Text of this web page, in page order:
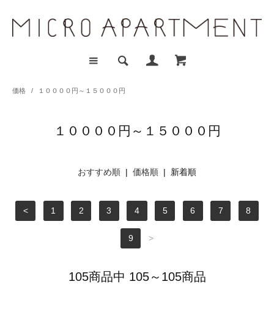
価格 / １００００円～１５０００円
１００００円～１５０００円
おすすめ順 | 価格順 | 新着順
< 1 2 3 4 5 6 7 8
9 >
105商品中 105～105商品